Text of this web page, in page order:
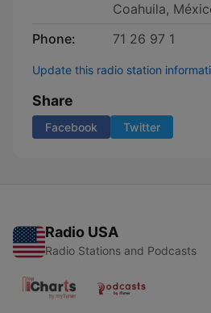
Coahuila,
Phone:
71 26 97 1
Update this radio station
Share
Facebook Twitter
Radio USA
Radio Stations and Podcasts